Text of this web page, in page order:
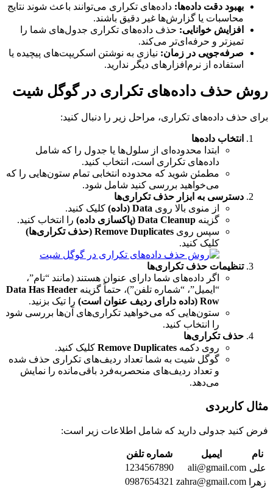
بهبود دقت داده‌ها: داده‌های تکراری می‌توانند باعث شوند نتایج
محاسبات یا گزارش‌ها غیر دقیق باشند.
افزایش خوانایی: حذف داده‌های تکراری جدول‌های شما را
تمیزتر و حرفه‌ای‌تر می‌کند.
صرفه‌جویی در زمان: نیازی به نوشتن اسکریپت‌های پیچیده یا
استفاده از نرم‌افزارهای دیگر ندارید.
روش حذف داده‌های تکراری در گوگل شیت
برای حذف داده‌های تکراری، مراحل زیر را دنبال کنید:
انتخاب داده‌ها
ابتدا محدوده‌ای از سلول‌ها یا جدول را که شامل
داده‌های تکراری است، انتخاب کنید.
مطمئن شوید که محدوده انتخابی تمام ستون‌هایی را که
می‌خواهید بررسی کنید شامل شود.
دسترسی به ابزار حذف تکراری‌ها
از منوی بالا روی Data (داده)
کلیک کنید.
گزینه Data Cleanup (پاکسازی داده)
را انتخاب کنید.
سپس روی Remove Duplicates (حذف تکراری‌ها)
کلیک کنید.
تنظیمات حذف تکراری‌ها
اگر داده‌های شما دارای عنوان هستند (مانند “نام”،
“ایمیل”، “شماره تلفن”)، حتماً گزینه Data Has Header
Row (داده دارای ردیف عنوان است)
را تیک بزنید.
ستون‌هایی که می‌خواهید تکراری‌های آن‌ها بررسی شود
را انتخاب کنید.
حذف تکراری‌ها
روی دکمه Remove Duplicates کلیک کنید.
گوگل شیت به شما تعداد ردیف‌های تکراری حذف شده
و تعداد ردیف‌های منحصربه‌فرد باقی‌مانده را نمایش
می‌دهد.
مثال کاربردی
فرض کنید جدولی دارید که شامل اطلاعات زیر است:
نام ایمیل
شماره تلفن
علی ali@gmail.com
1234567890
زهرا
zahra@gmail.com
0987654321